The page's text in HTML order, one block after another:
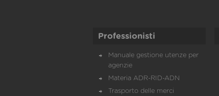
Professionisti
Manuale gestione utenze per
agenzie
Materia ADR-RID-ADN
Trasporto delle merci